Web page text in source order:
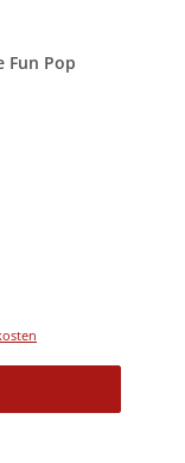
Fun Pop